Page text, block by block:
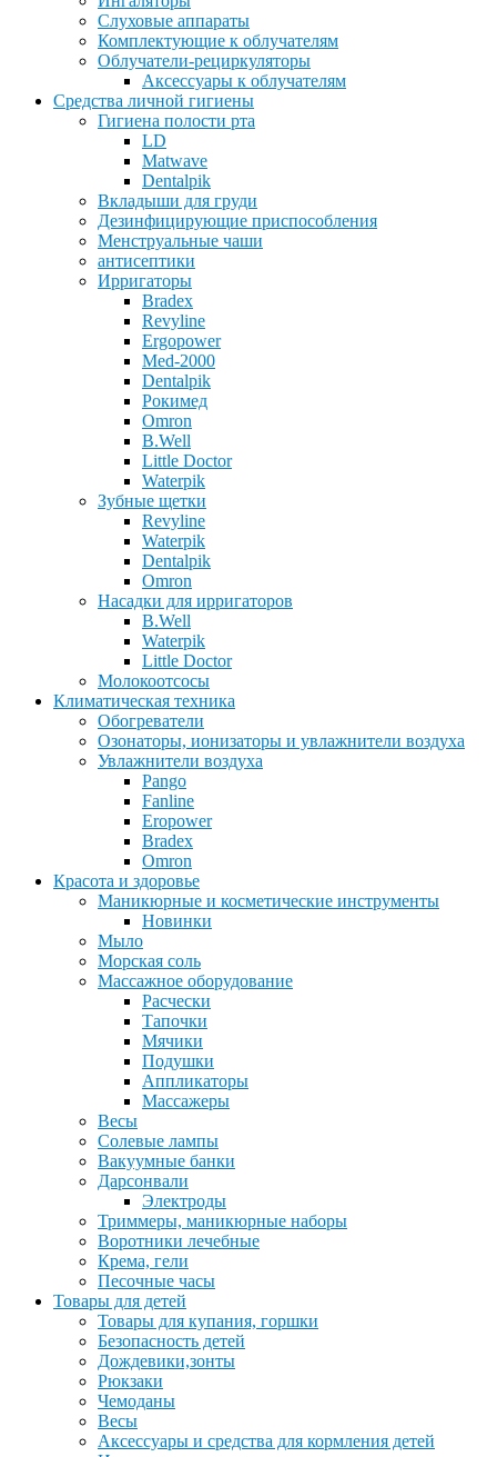
Слуховые аппараты
Комплектующие к облучателям
Облучатели-рециркуляторы
Аксессуары к облучателям
Средства личной гигиены
Гигиена полости рта
LD
Matwave
Dentalpik
Вкладыши для груди
Дезинфицирующие приспособления
Менструальные чаши
антисептики
Ирригаторы
Bradex
Revyline
Ergopower
Med-2000
Dentalpik
Рокимед
Omron
B.Well
Little Doctor
Waterpik
Зубные щетки
Revyline
Waterpik
Dentalpik
Omron
Насадки для ирригаторов
B.Well
Waterpik
Little Doctor
Молокоотсосы
Климатическая техника
Обогреватели
Озонаторы, ионизаторы и увлажнители воздуха
Увлажнители воздуха
Pango
Fanline
Eropower
Bradex
Omron
Красота и здоровье
Маникюрные и косметические инструменты
Новинки
Мыло
Морская соль
Массажное оборудование
Расчески
Тапочки
Мячики
Подушки
Аппликаторы
Массажеры
Весы
Солевые лампы
Вакуумные банки
Дарсонвали
Электроды
Триммеры, маникюрные наборы
Воротники лечебные
Крема, гели
Песочные часы
Товары для детей
Товары для купания, горшки
Безопасность детей
Дождевики,зонты
Рюкзаки
Чемоданы
Весы
Аксессуары и средства для кормления детей